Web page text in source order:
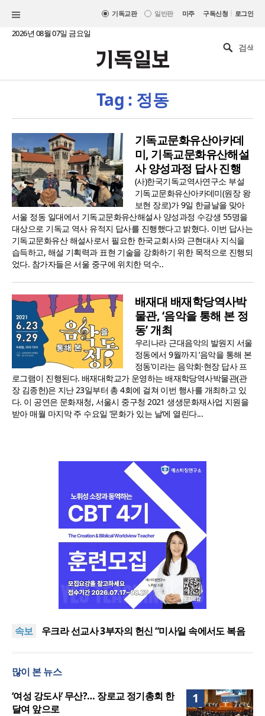
기독교판 일반판 미주 구독신청 | 로그인
2026년 08월 07일 금요일
Tag : 정동
기독교문화유산아카데
미, 기독교문화유산해설
사 양성과정 답사 진행
(사)한국기독교역사연구소 부설
기독교문화유산아카데미(원장 왕
보현 장로)가 9일 한글날을 맞아
서울 정동 일대에서 기독교문화유산해설사 양성과정 수강생 55명을
대상으로 기독교 역사 유적지 답사를 진행했다고 밝혔다. 이번 답사는
기독교문화유산 해설사로서 필요한 한국교회사와 근현대사 지식을
습득하고, 해설 기획력과 표현 기술을 강화하기 위한 목적으로 진행되
었다. 참가자들은 서울 중구에 위치한 덕수..
배재대 배재학당역사박
물관, ‘음악을 통해 본 정
동’ 개최
우리나라 근대음악의 발원지 서울
정동에서 9월까지 ‘음악을 통해 본
정동’이라는 음악회·현장 답사 프
로그램이 진행된다. 배재대학교가 운영하는 배재학당역사박물관(관
장 김종헌)은 지난 23일부터 총 4회에 걸쳐 이번 행사를 개최하고 있
다. 이 공연은 문화재청, 서울시 중구청 2021 생생문화재사업 지원을
받아 매월 마지막 주 수요일 ‘문화가 있는 날’에 열린다...
속보
[최원호 목사의 영혼의 양식 63] 말씀은 같은데 왜 열
우크라 선교사 3부자의 헌신 “미사일 속에서도 복음
강력 반발
[최원호 목사의 영혼의 양식 63] 말씀은 같은데 왜 열
美 이민구금센터에 억류됐던 한인 목회자 석방돼
많이 본 뉴스
1
‘여성 강도사’ 무산?… 장로교 정기총회 한
달여 앞으로